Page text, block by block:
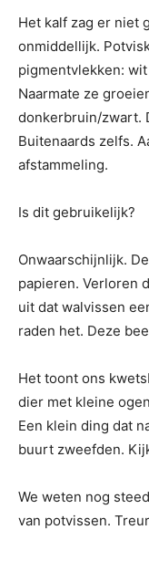
Het kalf zag er niet
onmiddellijk.
pigmentvlekken:
Naarmate ze
donkerbruin/zwart.
Buitenaards zelfs.
afstammeling.
Is dit gebruikelijk?
Onwaarschijnlijk.
papieren. Verloren
uit dat walvissen
raden het. Deze
Het toont ons
dier met kleine
Een klein ding dat
buurt zweefden.
We weten nog
van potvissen.